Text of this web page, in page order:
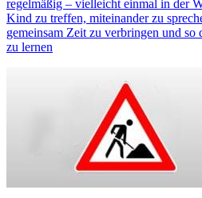
regelmäßig – vielleicht einmal in der
Kind zu treffen, miteinander zu
gemeinsam Zeit zu verbringen und so
zu lernen